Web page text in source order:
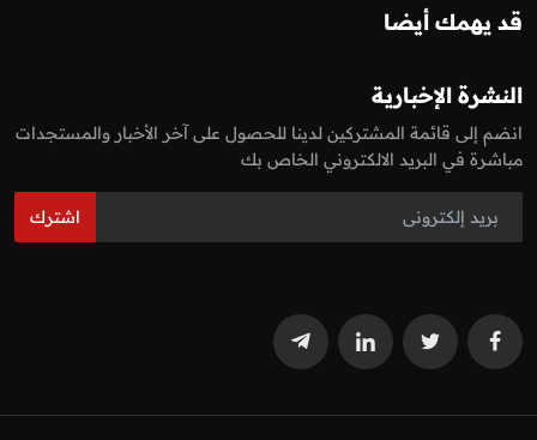
قد يهمك أيضا
النشرة الإخبارية
انضم إلى قائمة المشتركين لدينا للحصول على آخر الأخبار والمستجدات
مباشرة في البريد الالكتروني الخاص بك
اشترك